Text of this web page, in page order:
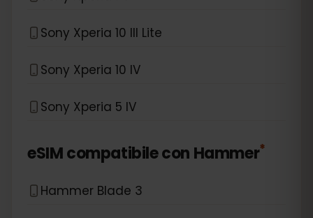
Sony Xperia 10 III Lite
Sony Xperia 10 IV
Sony Xperia 5 IV
eSIM compatibile con Hammer*
Hammer Blade 3